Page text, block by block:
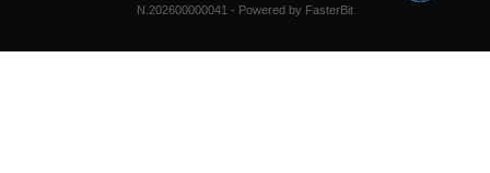
N.202600000041 - Powered by FasterBit